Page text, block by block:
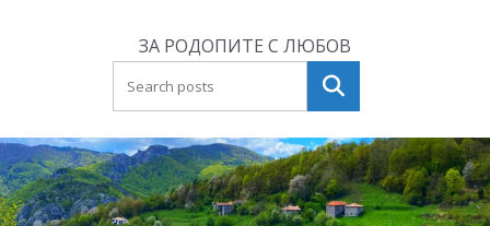
ЗА РОДОПИТЕ С ЛЮБОВ
Търсене